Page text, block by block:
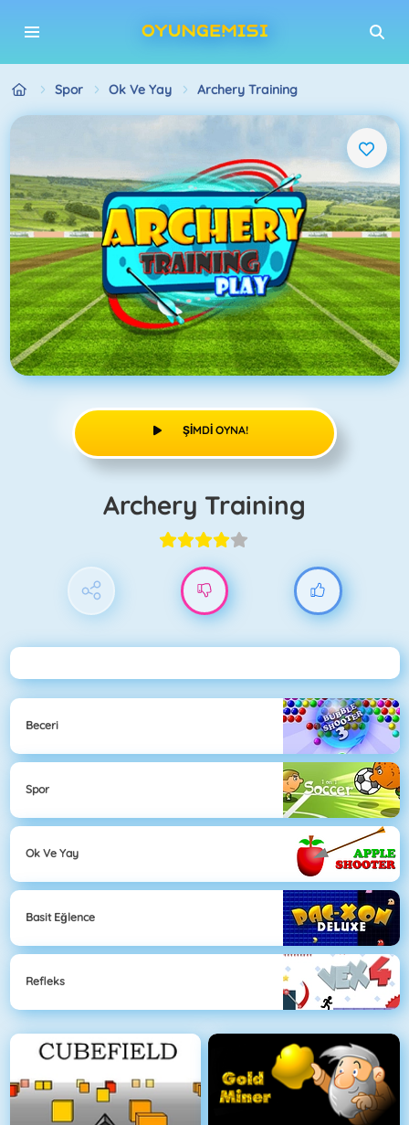
Spor Ok Ve Yay Archery Training
ŞIMDI OYNA!
Archery Training
Beceri
Spor
Ok Ve Yay
Basit Eğlence
Refleks